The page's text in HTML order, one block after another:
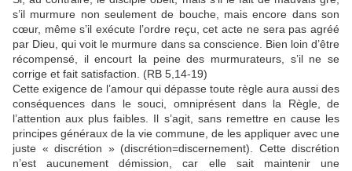
s’il murmure non seulement de bouche, mais encore dans son
cœur, même s’il exécute l’ordre reçu, cet acte ne sera pas agréé
par Dieu, qui voit le murmure dans sa conscience. Bien loin d’être
récompensé, il encourt la peine des murmurateurs, s’il ne se
corrige et fait satisfaction. (RB 5,14-19)
Cette exigence de l’amour qui dépasse toute règle aura aussi des
conséquences dans le souci, omniprésent dans la Règle, de
l’attention aux plus faibles. Il s’agit, sans remettre en cause les
principes généraux de la vie commune, de les appliquer avec une
juste « discrétion » (discrétion=discernement). Cette discrétion
n’est aucunement démission, car elle sait maintenir une